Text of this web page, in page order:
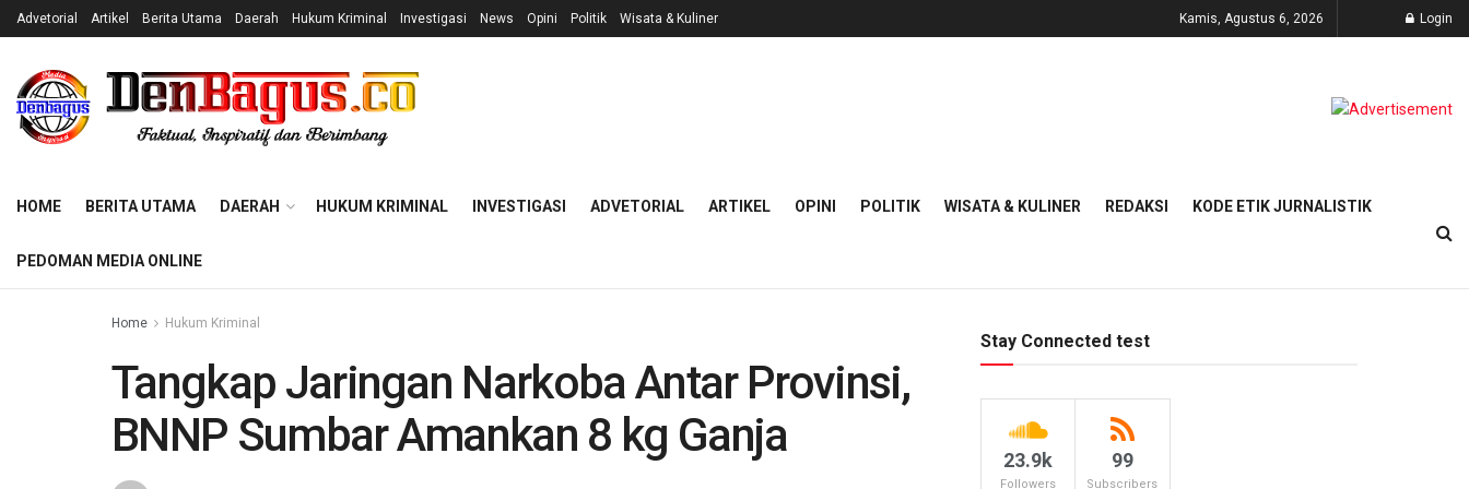
Advetorial Artikel Berita Utama Daerah Hukum Kriminal Investigasi News Opini Politik Wisata & Kuliner Kamis, Agustus 6, 2026 Login
HOME BERITA UTAMA DAERAH HUKUM KRIMINAL INVESTIGASI ADVETORIAL ARTIKEL OPINI POLITIK WISATA & KULINER REDAKSI KODE ETIK JURNALISTIK
PEDOMAN MEDIA ONLINE
Home Hukum Kriminal
Tangkap Jaringan Narkoba Antar Provinsi,
BNNP Sumbar Amankan 8 kg Ganja
Stay Connected test
23.9k
Followers
99
Subscribers